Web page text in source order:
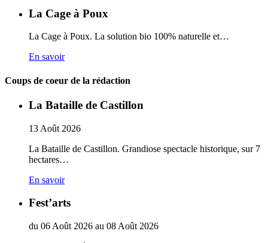
La Cage à Poux
La Cage à Poux. La solution bio 100% naturelle et…
En savoir
Coups de coeur de la rédaction
La Bataille de Castillon
13 Août 2026
La Bataille de Castillon. Grandiose spectacle historique, sur 7
hectares…
En savoir
Fest’arts
du 06 Août 2026 au 08 Août 2026